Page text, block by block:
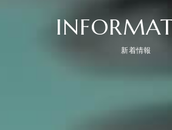
新着情報